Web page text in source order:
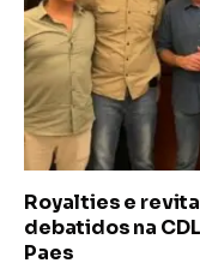
Royalties e
debatidos na
Paes